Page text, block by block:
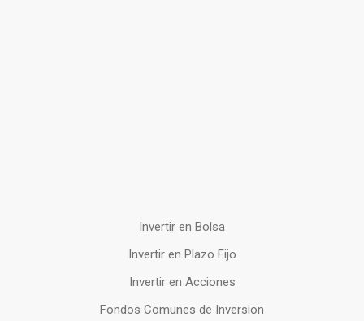
Invertir en Bolsa
Invertir en Plazo Fijo
Invertir en Acciones
Fondos Comunes de Inversion